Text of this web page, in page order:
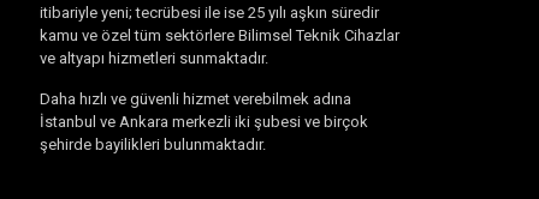
itibariyle yeni; tecrübesi ile ise 25 yılı aşkın süredir
kamu ve özel tüm sektörlere Bilimsel Teknik Cihazlar
ve altyapı hizmetleri sunmaktadır.
Daha hızlı ve güvenli hizmet verebilmek adına
İstanbul ve Ankara merkezli iki şubesi ve birçok
şehirde bayilikleri bulunmaktadır.